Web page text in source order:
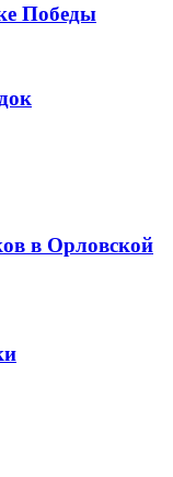
Победы
в Орловской